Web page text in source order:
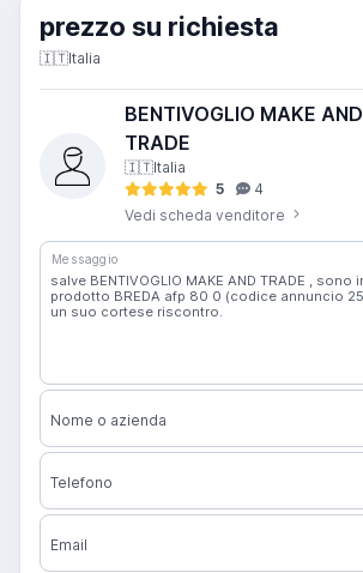
prezzo su richiesta
🇮🇹Italia
BENTIVOGLIO MAKE AND
TRADE
🇮🇹Italia
5
4
Vedi scheda venditore
Messaggio
Nome o azienda
Telefono
Email